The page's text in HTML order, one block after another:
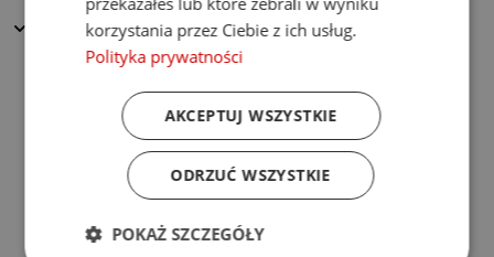
Grzejniki łazienkowe
Grzejniki pokojowe
Grzejniki dekoracyjne
Grzejniki elektryczne
Zawory grzejnikowe
Grzejniki żeberkowe
korzystania przez Ciebie z ich usług.
Polityka prywatności
AKCEPTUJ WSZYSTKIE
ODRZUĆ WSZYSTKIE
POKAŻ SZCZEGÓŁY